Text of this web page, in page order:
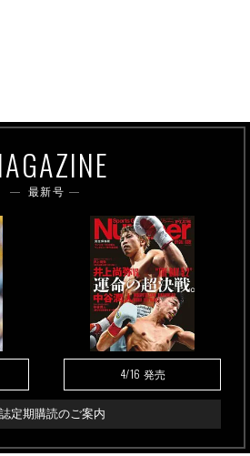
最新号
4/16 発売
定期購読のご案内